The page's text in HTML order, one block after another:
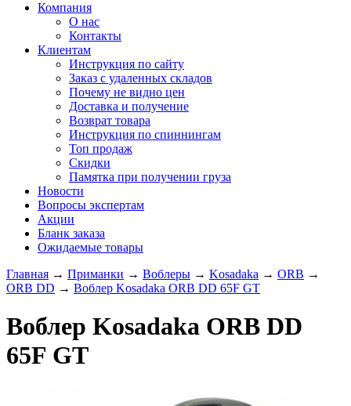
Компания
О нас
Контакты
Клиентам
Инструкция по сайту
Заказ с удаленных складов
Почему не видно цен
Доставка и получение
Возврат товара
Инструкция по спиннингам
Топ продаж
Скидки
Памятка при получении груза
Новости
Вопросы экспертам
Акции
Бланк заказа
Ожидаемые товары
Главная → Приманки → Воблеры → Kosadaka → ORB →
ORB DD → Воблер Kosadaka ORB DD 65F GT
Воблер Kosadaka ORB DD
65F GT